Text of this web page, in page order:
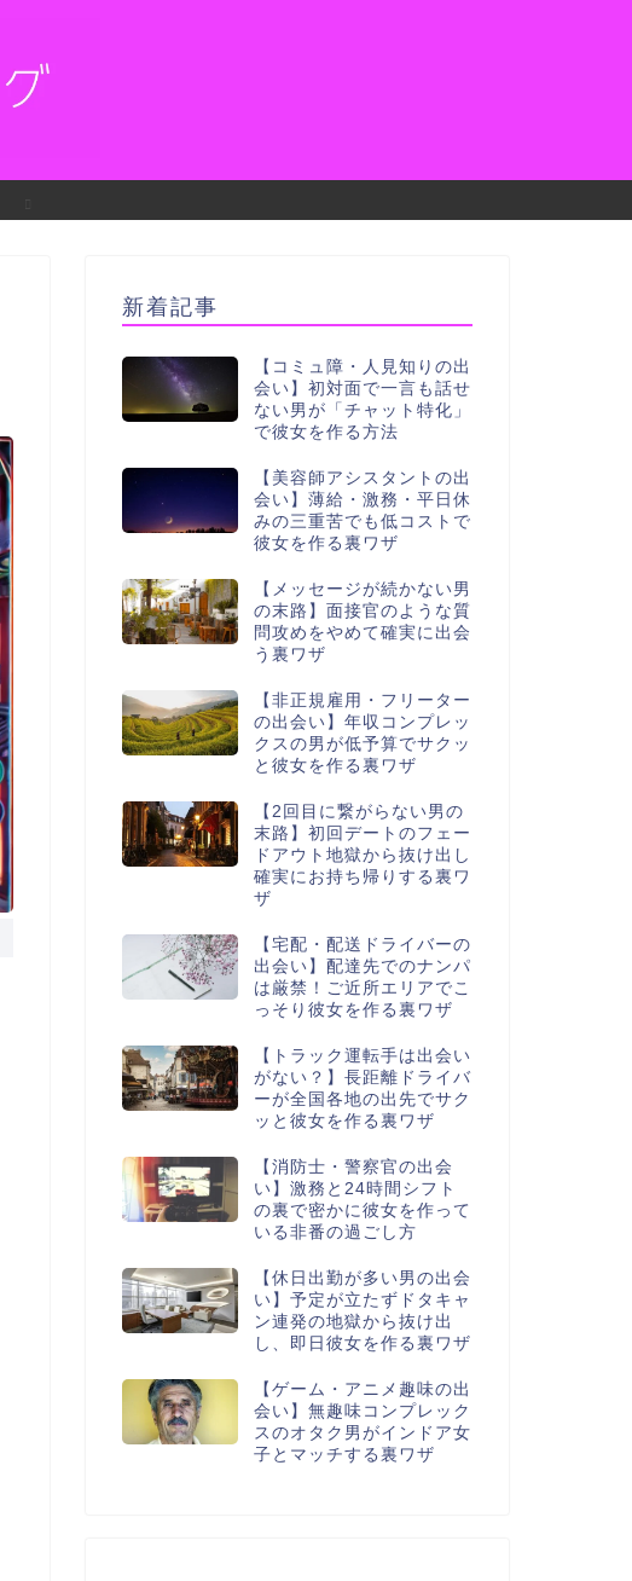
新着記事
【コミュ障・人見知りの出
会い】初対面で一言も話せ
ない男が「チャット特化」
で彼女を作る方法
【美容師アシスタントの出
会い】薄給・激務・平日休
みの三重苦でも低コストで
彼女を作る裏ワザ
【メッセージが続かない男
の末路】面接官のような質
問攻めをやめて確実に出会
う裏ワザ
【非正規雇用・フリーター
の出会い】年収コンプレッ
クスの男が低予算でサクッ
と彼女を作る裏ワザ
【2回目に繋がらない男の
末路】初回デートのフェー
ドアウト地獄から抜け出し
確実にお持ち帰りする裏ワ
ザ
【宅配・配送ドライバーの
出会い】配達先でのナンパ
は厳禁！ご近所エリアでこ
っそり彼女を作る裏ワザ
【トラック運転手は出会い
がない？】長距離ドライバ
ーが全国各地の出先でサク
ッと彼女を作る裏ワザ
【消防士・警察官の出会
い】激務と24時間シフト
の裏で密かに彼女を作って
いる非番の過ごし方
【休日出勤が多い男の出会
い】予定が立たずドタキャ
ン連発の地獄から抜け出
し、即日彼女を作る裏ワザ
【ゲーム・アニメ趣味の出
会い】無趣味コンプレック
スのオタク男がインドア女
子とマッチする裏ワザ